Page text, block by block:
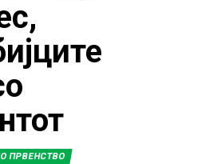
ПРВЕНСТВО